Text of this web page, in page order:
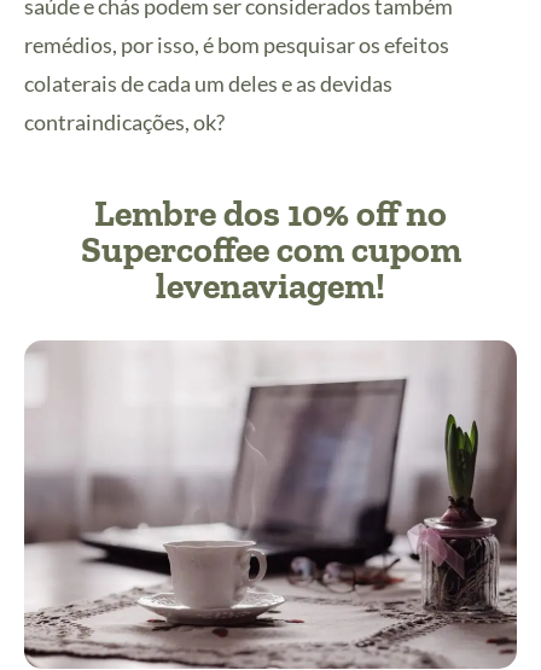
saúde e chás podem ser considerados também
remédios, por isso, é bom pesquisar os efeitos
colaterais de cada um deles e as devidas
contraindicações, ok?
Lembre dos 10% off no
Supercoffee com cupom
levenaviagem!